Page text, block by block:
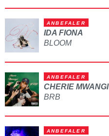
ANBEFALER
IDA FIONA
BLOOM
ANBEFALER
CHERIE MWANGI
BRB
ANBEFALER